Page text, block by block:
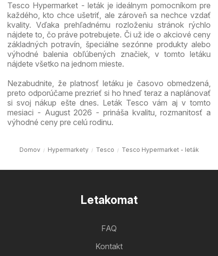
Tesco Hypermarket - leták je ideálnym pomocníkom pre
každého, kto chce ušetriť, ale zároveň sa nechce vzdať
kvality. Vďaka prehľadnému rozloženiu stránok rýchlo
nájdete to, čo práve potrebujete. Či už ide o akciové ceny
základných potravín, špeciálne sezónne produkty alebo
výhodné balenia obľúbených značiek, v tomto letáku
nájdete všetko na jednom mieste.
Nezabudnite, že platnosť letáku je časovo obmedzená,
preto odporúčame prezrieť si ho hneď teraz a naplánovať
si svoj nákup ešte dnes. Leták Tesco vám aj v tomto
mesiaci - August 2026 - prináša kvalitu, rozmanitosť a
výhodné ceny pre celú rodinu.
Domov Hypermarkety Tesco Tesco Hypermarket - leták
Letakomat
FAQ
Kontakt